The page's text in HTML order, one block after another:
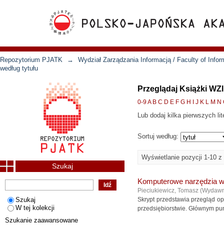
Repozytorium PJATK →
Wydział Zarządzania Informacją / Faculty of
według tytułu
Przeglądaj Książki
0-9A B C D E F G H J K L M N
Lub dodaj kilka pierwszych
Sortuj według:
Wyświetlanie pozycji 1-10 z
Komputerowe narzędzia
Pieciukiewicz, Tomasz (
Skrypt przedstawia przegląd
przedsiębiorstwie. Głównym
Szukaj
Szukaj
W tej kolekcji
Szukanie zaawansowane